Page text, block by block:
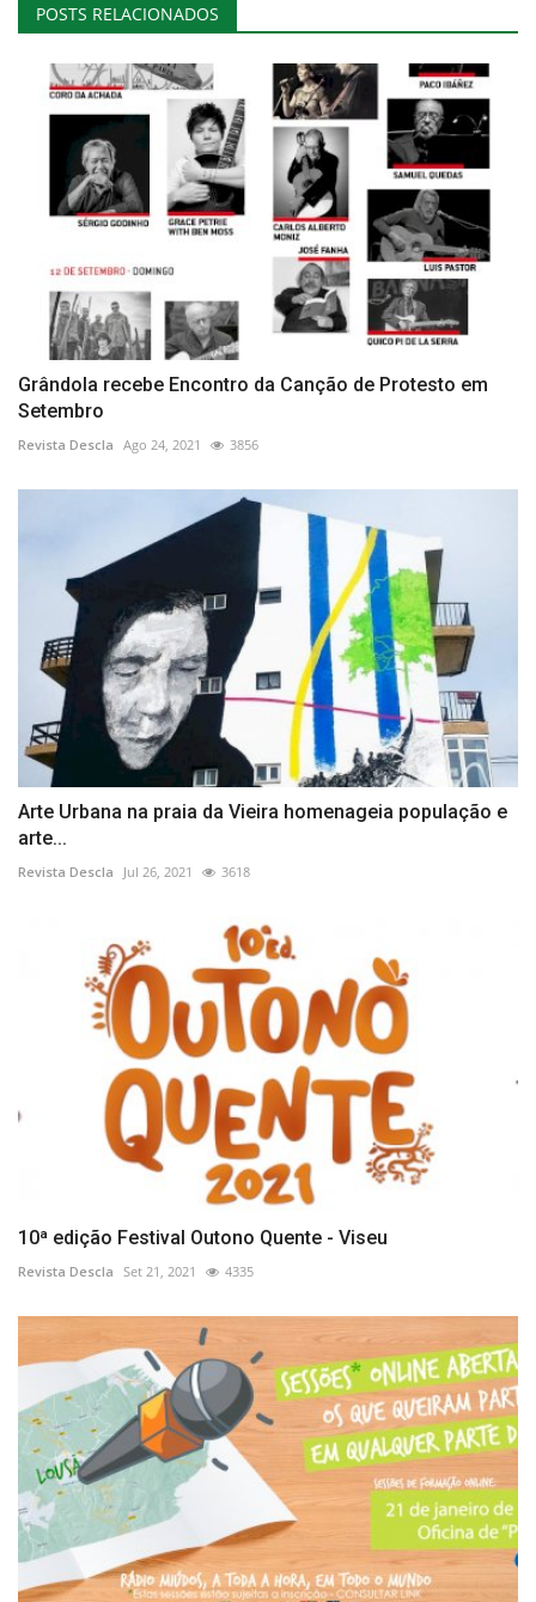
POSTS RELACIONADOS
Grândola recebe Encontro da Canção de Protesto em
Setembro
Revista Descla Ago 24, 2021 3856
Arte Urbana na praia da Vieira homenageia população e
arte...
Revista Descla Jul 26, 2021 3618
10ª edição Festival Outono Quente - Viseu
Revista Descla Set 21, 2021 4335